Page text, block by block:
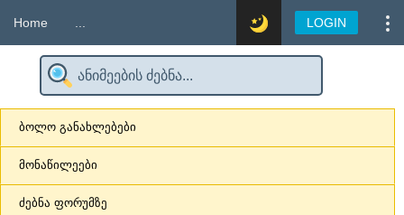
Home LOGIN
ბოლო განახლებები
მონაწილეები
ძებნა ფორუმზე